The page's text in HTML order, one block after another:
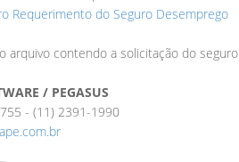
Requerimento do Seguro Desemprego
arquivo contendo a solicitação do
/ PEGASUS
- (11) 2391-1990